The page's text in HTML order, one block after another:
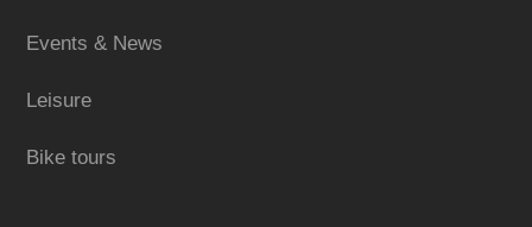
Events & News
Leisure
Bike tours